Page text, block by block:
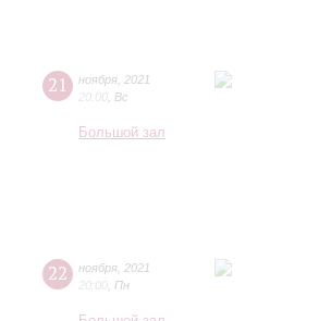
21 ноября 2021
20:00 Вс
Большой зал
22 ноября 2021
20:00 Пн